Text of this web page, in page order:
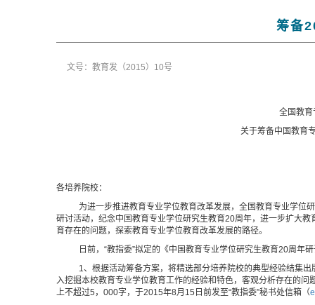
筹备
文号：教育发（2015）10号
全国教育
关于筹备中国教育
各培养院校：
为进一步推进教育专业学位教育改革发展，全国教育专业学位
研讨活动，纪念中国教育专业学位研究生教育20周年，进一步扩大教
育存在的问题，探索教育专业学位教育改革发展的路径。
日前，“教指委”拟定的《中国教育专业学位研究生教育20周年
1、根据活动筹备方案，将精选部分培养院校的典型经验结集
入挖掘本校教育专业学位教育工作的经验和特色，客观分析存在的
上不超过5 ， 000字，于2015年8月 15 日前发至“教指委”秘书处信箱（